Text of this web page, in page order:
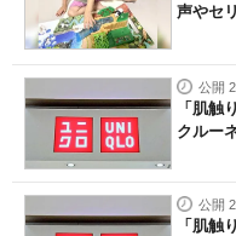
エネルギーの専門メディア
建設×テクノロジーの最前
ちょっと気になるネット
声やセ
公開
「肌
クルー
公開
「肌